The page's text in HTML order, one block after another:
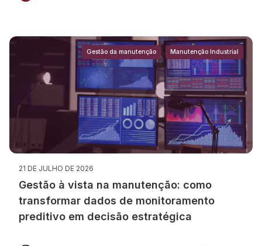
Gestão da manutenção Manutenção Industrial
21 DE JULHO DE 2026
Gestão à vista na manutenção: como
transformar dados de monitoramento
preditivo em decisão estratégica